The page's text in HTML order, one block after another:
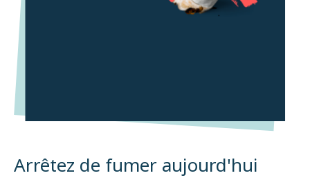
Arrêtez de fumer aujourd'hui